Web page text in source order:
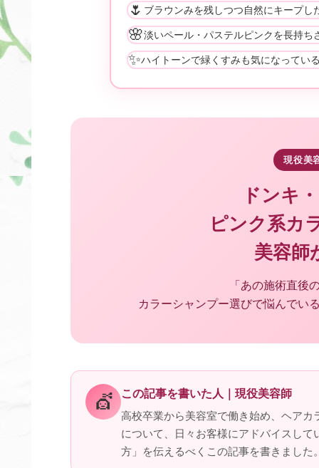
🌷 ブラウンみを残しつつ自然にキープし
🌸淡いペール・パステルピンクを長持ち
✨ハイトーンで緑くすみも気になってい
現役美
ドンキ
ピンク系カ
美容師
「あの施術直後
カラーシャンプー選びで悩んでい
💇
この記事を書いた人｜現役美容師
高校卒業から美容室で働き始め、ヘア
について、日々お客様にアドバイスし
方」を伝えるべくこの記事を書きました